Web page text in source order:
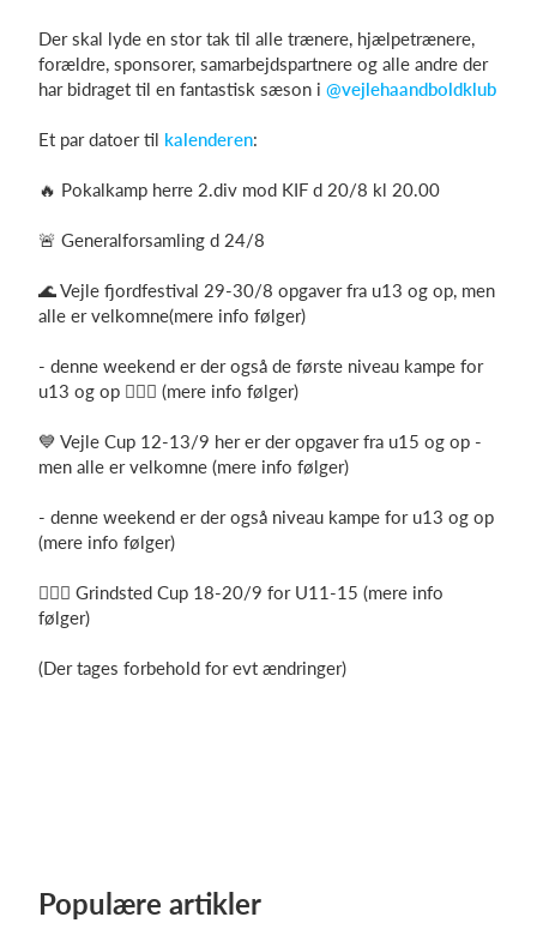
Log på
Der skal lyde en stor tak til alle trænere, hjælpetrænere,
forældre, sponsorer, samarbejdspartnere og alle andre der
har bidraget til en fantastisk sæson i @vejlehaandboldklub
Et par datoer til kalenderen:
🔥 Pokalkamp herre 2.div mod KIF d 20/8 kl 20.00
🚨 Generalforsamling d 24/8
🌊 Vejle fjordfestival 29-30/8 opgaver fra u13 og op, men
alle er velkomne(mere info følger)
- denne weekend er der også de første niveau kampe for
u13 og op 🤾🏼‍♂️ (mere info følger)
💙 Vejle Cup 12-13/9 her er der opgaver fra u15 og op -
men alle er velkomne (mere info følger)
- denne weekend er der også niveau kampe for u13 og op
(mere info følger)
🤾🏼‍♂️ Grindsted Cup 18-20/9 for U11-15 (mere info
følger)
(Der tages forbehold for evt ændringer)
Populære artikler